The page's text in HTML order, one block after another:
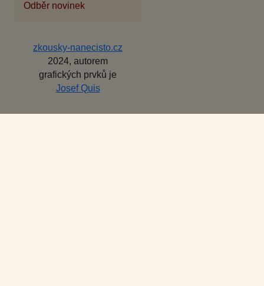
Odběr novinek
zkousky-nanecisto.cz
2024, autorem
grafických prvků je
Josef Quis